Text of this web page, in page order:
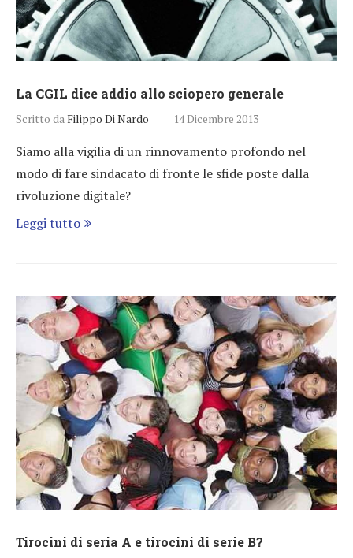
La CGIL dice addio allo sciopero generale
Scritto da Filippo Di Nardo 14 Dicembre 2013
Siamo alla vigilia di un rinnovamento profondo nel
modo di fare sindacato di fronte le sfide poste dalla
rivoluzione digitale?
Leggi tutto
Tirocini di seria A e tirocini di serie B?